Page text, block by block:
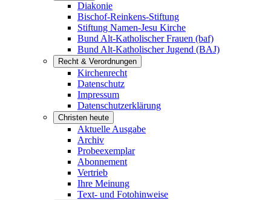
Diakonie
Bischof-Reinkens-Stiftung
Stiftung Namen-Jesu Kirche
Bund Alt-Katholischer Frauen (baf)
Bund Alt-Katholischer Jugend (BAJ)
Recht & Verordnungen
Kirchenrecht
Datenschutz
Impressum
Datenschutzerklärung
Christen heute
Aktuelle Ausgabe
Archiv
Probeexemplar
Abonnement
Vertrieb
Ihre Meinung
Text- und Fotohinweise